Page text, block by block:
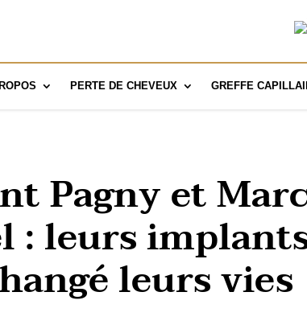
PERTE DE CHEVEUX GREFFE
Pagny et
: leurs
leurs vies